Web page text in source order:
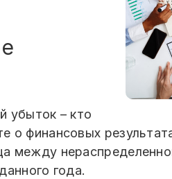
убыток – кто
о финансовых
между
года.